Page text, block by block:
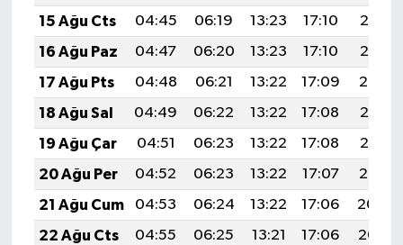
15 Ağu Cts
04:45 06:19 13:23 17:10
20:17
16 Ağu Paz
04:47 06:20 13:23 17:10
20:16
17 Ağu Pts
04:48 06:21 13:22 17:09
20:14
18 Ağu Sal
04:49 06:22 13:22 17:08
20:13
19 Ağu Çar
04:51 06:23 13:22 17:08
20:12
20 Ağu Per
04:52 06:23 13:22 17:07
20:10
21 Ağu Cum
04:53 06:24 13:22 17:06
20:09
22 Ağu Cts
04:55 06:25 13:21 17:06
20:07